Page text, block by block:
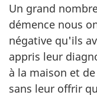
Un grand
démence nous
négative qu'ils
appris leur
à la maison et
sans leur offrir